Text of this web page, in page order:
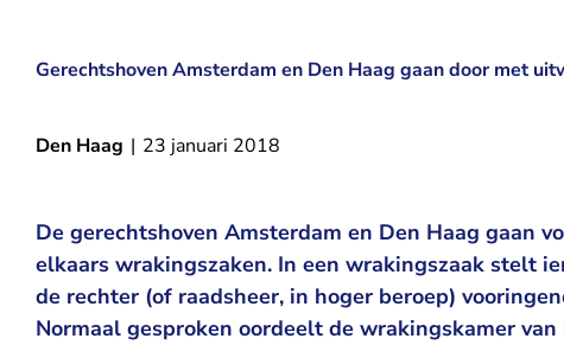
Gerechtshoven Amsterdam en Den Haag gaan door met
Den Haag | 23 januari 2018
De gerechtshoven Amsterdam en Den Haag gaan
elkaars wrakingszaken. In een wrakingszaak stelt
de rechter (of raadsheer, in hoger beroep)
Normaal gesproken oordeelt de wrakingskamer